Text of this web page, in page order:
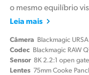
o mesmo equilíbrio
Leia mais
Câmera Blackmagic
Codec Blackmagic RAW
Sensor 8K 2.2:1 open
Lentes 75mm Cooke